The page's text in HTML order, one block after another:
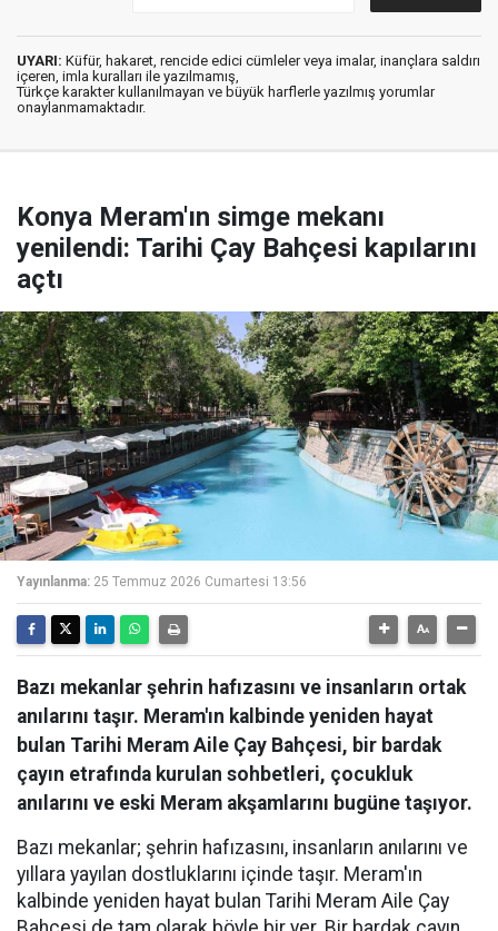
UYARI: Küfür, hakaret, rencide edici cümleler veya imalar, inançlara saldırı
içeren, imla kuralları ile yazılmamış,
Türkçe karakter kullanılmayan ve büyük harflerle yazılmış yorumlar
onaylanmamaktadır.
Konya Meram'ın simge mekanı
yenilendi: Tarihi Çay Bahçesi kapılarını
açtı
Yayınlanma: 25 Temmuz 2026 Cumartesi 13:56
Bazı mekanlar şehrin hafızasını ve insanların ortak
anılarını taşır. Meram'ın kalbinde yeniden hayat
bulan Tarihi Meram Aile Çay Bahçesi, bir bardak
çayın etrafında kurulan sohbetleri, çocukluk
anılarını ve eski Meram akşamlarını bugüne taşıyor.
Bazı mekanlar; şehrin hafızasını, insanların anılarını ve
yıllara yayılan dostluklarını içinde taşır. Meram'ın
kalbinde yeniden hayat bulan Tarihi Meram Aile Çay